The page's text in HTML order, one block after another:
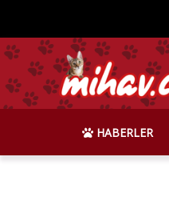
HABERLER